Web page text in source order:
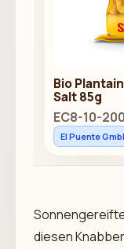
Bio
Salt 85g
EC8-10-200
El Puente
diesen